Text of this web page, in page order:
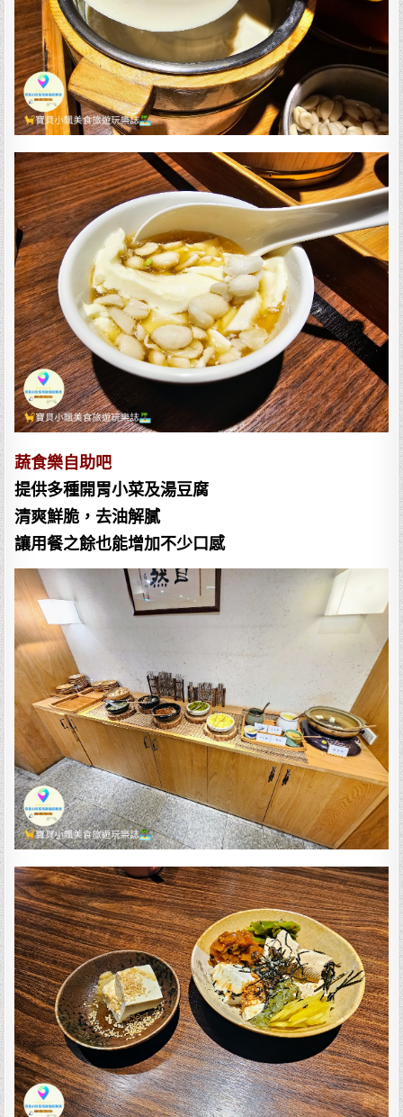
蔬食樂自助吧
提供多種開胃小菜及湯豆腐
清爽鮮脆，去油解膩
讓用餐之餘也能增加不少口感